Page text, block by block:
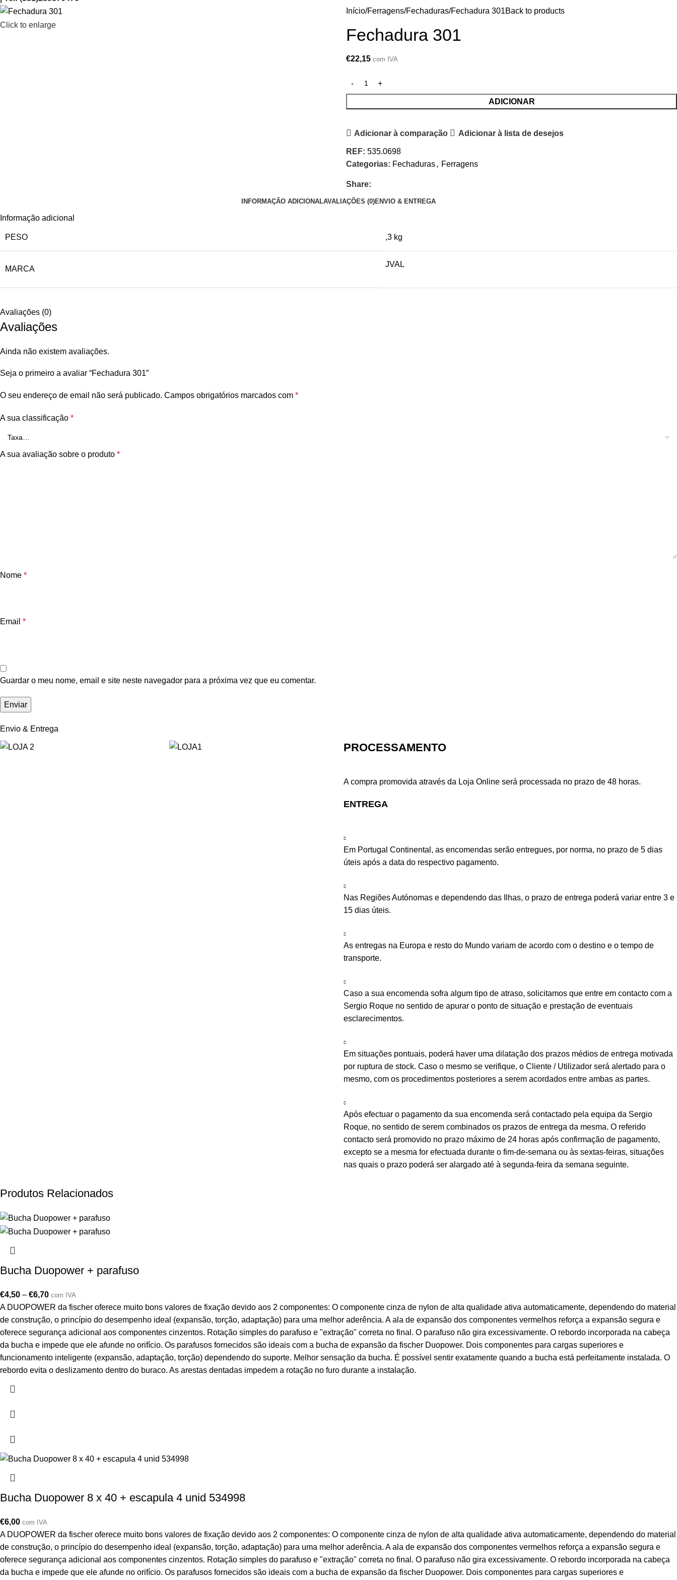
Click to enlarge
Início Ferragens Fechaduras Fechadura 301Back to products
Fechadura 301
€22,15 com IVA
ADICIONAR
Adicionar à comparação Adicionar à lista de desejos
REF: 535.0698
Categorias: Fechaduras, Ferragens
Share:
INFORMAÇÃO ADICIONALAVALIAÇÕES (0)ENVIO & ENTREGA
Informação adicional
PESO ,3 kg
MARCA
JVAL
Avaliações (0)
Avaliações
Ainda não existem avaliações.
Seja o primeiro a avaliar “Fechadura 301”
O seu endereço de email não será publicado. Campos obrigatórios marcados com *
A sua classificação *
A sua avaliação sobre o produto *
Nome *
Email *
Guardar o meu nome, email e site neste navegador para a próxima vez que eu comentar.
Envio & Entrega
PROCESSAMENTO
A compra promovida através da Loja Online será processada no prazo de 48 horas.
ENTREGA
Em Portugal Continental, as encomendas serão entregues, por norma, no prazo de 5 dias
úteis após a data do respectivo pagamento.
Nas Regiões Autónomas e dependendo das Ilhas, o prazo de entrega poderá variar entre 3 e
15 dias úteis.
As entregas na Europa e resto do Mundo variam de acordo com o destino e o tempo de
transporte.
Caso a sua encomenda sofra algum tipo de atraso, solicitamos que entre em contacto com a
Sergio Roque no sentido de apurar o ponto de situação e prestação de eventuais
esclarecimentos.
Em situações pontuais, poderá haver uma dilatação dos prazos médios de entrega motivada
por ruptura de stock. Caso o mesmo se verifique, o Cliente / Utilizador será alertado para o
mesmo, com os procedimentos posteriores a serem acordados entre ambas as partes.
Após efectuar o pagamento da sua encomenda será contactado pela equipa da Sergio
Roque, no sentido de serem combinados os prazos de entrega da mesma. O referido
contacto será promovido no prazo máximo de 24 horas após confirmação de pagamento,
excepto se a mesma for efectuada durante o fim-de-semana ou às sextas-feiras, situações
nas quais o prazo poderá ser alargado até à segunda-feira da semana seguinte.
Produtos Relacionados
Bucha Duopower + parafuso
€4,50 – €6,70 com IVA
A DUOPOWER da fischer oferece muito bons valores de fixação devido aos 2 componentes: O componente cinza de nylon de alta qualidade ativa automaticamente, dependendo do material
de construção, o princípio do desempenho ideal (expansão, torção, adaptação) para uma melhor aderência. A ala de expansão dos componentes vermelhos reforça a expansão segura e
oferece segurança adicional aos componentes cinzentos. Rotação simples do parafuso e "extração" correta no final. O parafuso não gira excessivamente. O rebordo incorporada na cabeça
da bucha e impede que ele afunde no orifício. Os parafusos fornecidos são ideais com a bucha de expansão da fischer Duopower. Dois componentes para cargas superiores e
funcionamento inteligente (expansão, adaptação, torção) dependendo do suporte. Melhor sensação da bucha. É possível sentir exatamente quando a bucha está perfeitamente instalada. O
rebordo evita o deslizamento dentro do buraco. As arestas dentadas impedem a rotação no furo durante a instalação.
Bucha Duopower 8 x 40 + escapula 4 unid 534998
€6,00 com IVA
A DUOPOWER da fischer oferece muito bons valores de fixação devido aos 2 componentes: O componente cinza de nylon de alta qualidade ativa automaticamente, dependendo do material
de construção, o princípio do desempenho ideal (expansão, torção, adaptação) para uma melhor aderência. A ala de expansão dos componentes vermelhos reforça a expansão segura e
oferece segurança adicional aos componentes cinzentos. Rotação simples do parafuso e "extração" correta no final. O parafuso não gira excessivamente. O rebordo incorporada na cabeça
da bucha e impede que ele afunde no orifício. Os parafusos fornecidos são ideais com a bucha de expansão da fischer Duopower. Dois componentes para cargas superiores e